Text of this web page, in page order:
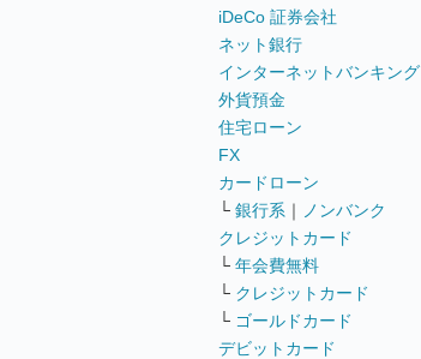
iDeCo 証券会社
ネット銀行
インターネットバンキング
外貨預金
住宅ローン
FX
カードローン
└ 銀行系 ｜
ノンバンク
クレジットカード
└ 年会費無料
└ クレジットカード
└ ゴールドカード
デビットカード